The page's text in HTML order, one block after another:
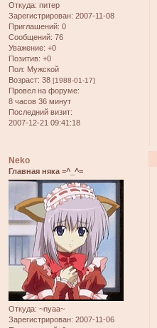
Откуда: питер
Зарегистрирован: 2007-11-08
Приглашений: 0
Сообщений: 76
Уважение: +0
Позитив: +0
Пол: Мужской
Возраст: 38 [1988-01-17]
Провел на форуме:
8 часов 36 минут
Последний визит:
2007-12-21 09:41:18
Neko
Главная няка =^_^=
Откуда: ~nyaa~
Зарегистрирован: 2007-11-06